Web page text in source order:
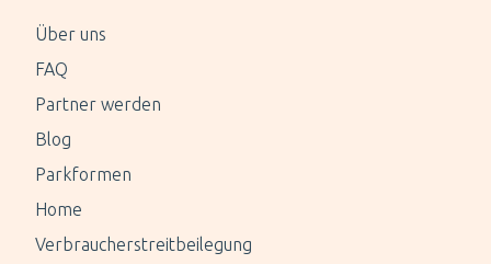
Über uns
FAQ
Partner werden
Blog
Parkformen
Home
Verbraucherstreitbeilegung